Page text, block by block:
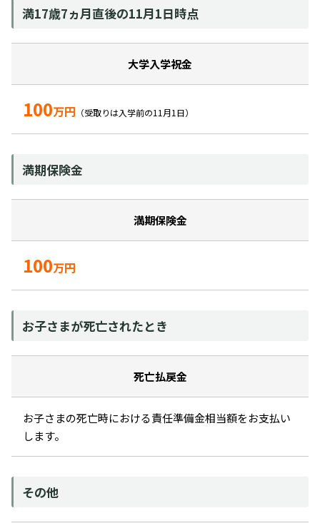
満17歳7ヵ月直後の11月1日時点
大学入学祝金
100万円 （受取りは入学前の11月1日）
満期保険金
満期保険金
100万円
お子さまが死亡されたとき
死亡払戻金
お子さまの死亡時における責任準備金相当額をお支払い
します。
その他